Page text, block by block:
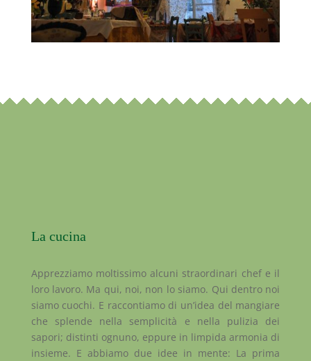
La cucina
Apprezziamo moltissimo alcuni straordinari chef e il
loro lavoro. Ma qui, noi, non lo siamo. Qui dentro noi
siamo cuochi. E raccontiamo di un’idea del mangiare
che splende nella semplicità e nella pulizia dei
sapori; distinti ognuno, eppure in limpida armonia di
insieme. E abbiamo due idee in mente: La prima